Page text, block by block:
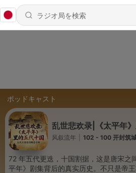
ポッドキャスト
乱世悲欢录|《太平年
风叙流年 102 - 100 开封筑
72 年五代更迭，十国割据，这是唐宋之
平年》剧集背后的真实历史。不只是帝